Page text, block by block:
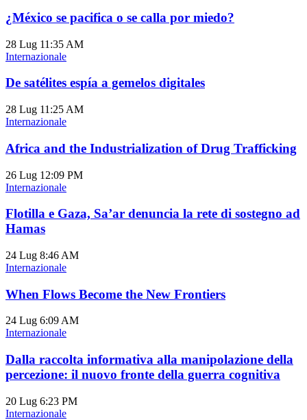
¿México se pacifica o se calla por miedo?
28 Lug 11:35 AM
Internazionale
De satélites espía a gemelos digitales
28 Lug 11:25 AM
Internazionale
Africa and the Industrialization of Drug Trafficking
26 Lug 12:09 PM
Internazionale
Flotilla e Gaza, Sa’ar denuncia la rete di sostegno ad
Hamas
24 Lug 8:46 AM
Internazionale
When Flows Become the New Frontiers
24 Lug 6:09 AM
Internazionale
Dalla raccolta informativa alla manipolazione della
percezione: il nuovo fronte della guerra cognitiva
20 Lug 6:23 PM
Internazionale